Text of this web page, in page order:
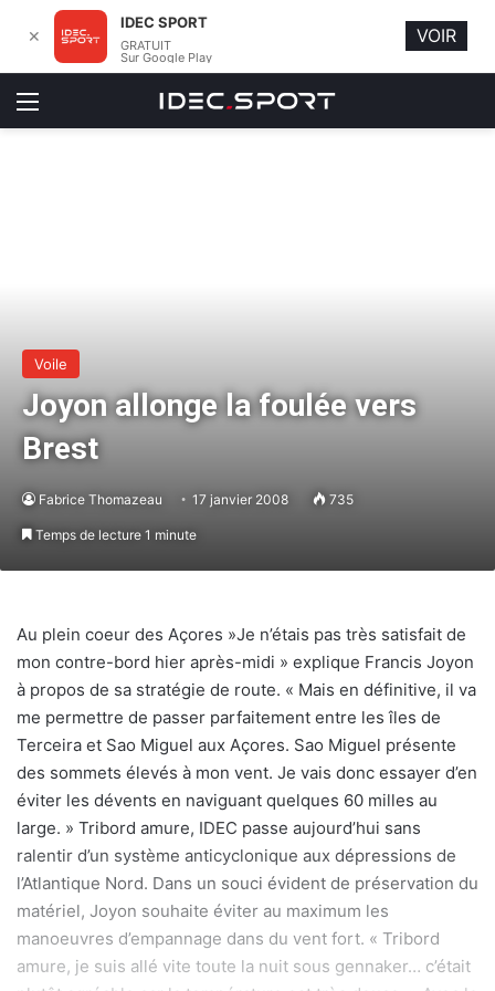
Menu
Voile
Joyon allonge la foulée vers
Brest
Fabrice Thomazeau 17 janvier 2008 735
Temps de lecture 1 minute
Au plein coeur des Açores »Je n’étais pas très satisfait de
mon contre-bord hier après-midi » explique Francis Joyon
à propos de sa stratégie de route. « Mais en définitive, il va
me permettre de passer parfaitement entre les îles de
Terceira et Sao Miguel aux Açores. Sao Miguel présente
des sommets élevés à mon vent. Je vais donc essayer d’en
éviter les dévents en naviguant quelques 60 milles au
large. » Tribord amure, IDEC passe aujourd’hui sans
ralentir d’un système anticyclonique aux dépressions de
l’Atlantique Nord. Dans un souci évident de préservation du
matériel, Joyon souhaite éviter au maximum les
manoeuvres d’empannage dans du vent fort. « Tribord
amure, je suis allé vite toute la nuit sous gennaker… c’était
✕
IDEC SPORT
GRATUIT
Sur Google Play
VOIR